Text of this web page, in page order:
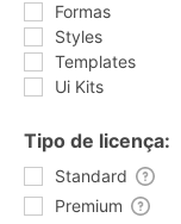
Formas
Styles
Templates
Ui Kits
Tipo de licença:
Standard
Premium